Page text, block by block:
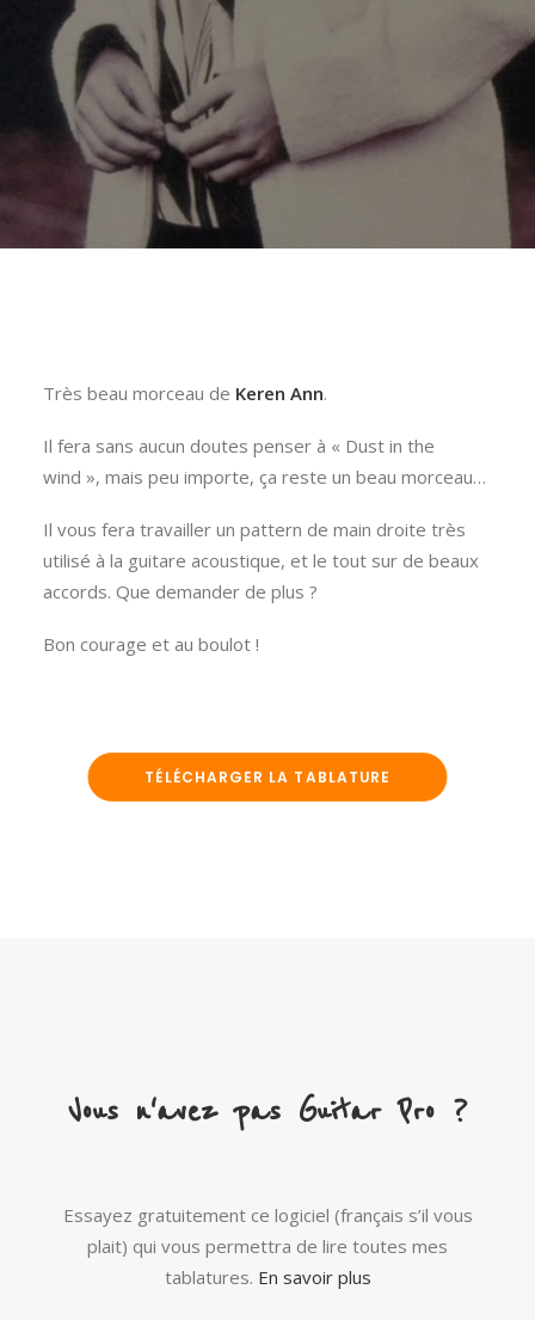
Très beau morceau de Keren Ann.
Il fera sans aucun doutes penser à « Dust in the
wind », mais peu importe, ça reste un beau morceau…
Il vous fera travailler un pattern de main droite très
utilisé à la guitare acoustique, et le tout sur de beaux
accords. Que demander de plus ?
Bon courage et au boulot !
TÉLÉCHARGER LA TABLATURE
Vous n'avez pas Guitar Pro ?
Essayez gratuitement ce logiciel (français s’il vous
plait) qui vous permettra de lire toutes mes
tablatures. En savoir plus